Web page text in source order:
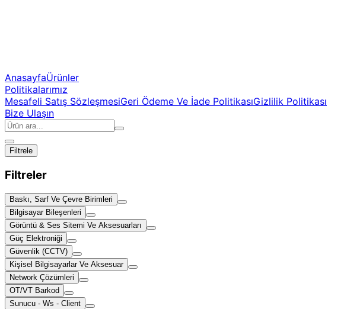
AnasayfaÜrünler
Politikalarımız
Mesafeli Satış SözleşmesiGeri Ödeme Ve İade PolitikasıGizlilik Politikası
Bize Ulaşın
Filtrele
Filtreler
Baskı, Sarf Ve Çevre Birimleri
Bilgisayar Bileşenleri
Görüntü & Ses Sitemi Ve Aksesuarları
Güç Elektroniği
Güvenlik (CCTV)
Kişisel Bilgisayarlar Ve Aksesuar
Network Çözümleri
OT/VT Barkod
Sunucu - Ws - Client